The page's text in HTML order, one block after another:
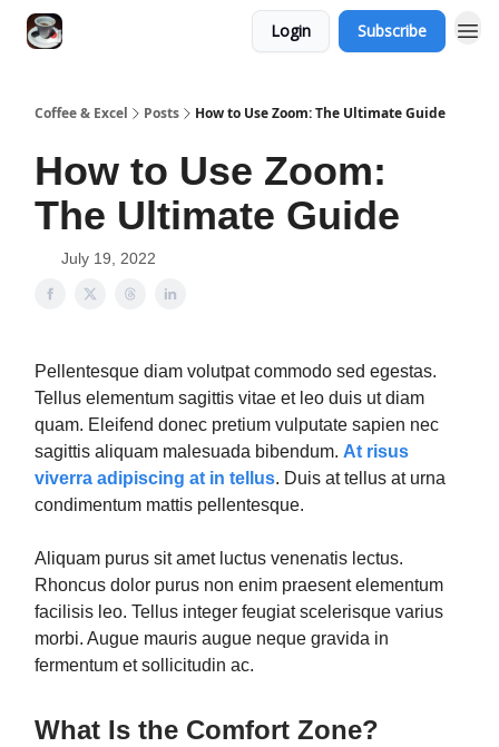
Login Subscribe
Coffee & Excel Posts How to Use Zoom: The Ultimate Guide
How to Use Zoom:
The Ultimate Guide
July 19, 2022
Pellentesque diam volutpat commodo sed egestas.
Tellus elementum sagittis vitae et leo duis ut diam
quam. Eleifend donec pretium vulputate sapien nec
sagittis aliquam malesuada bibendum. At risus
viverra adipiscing at in tellus. Duis at tellus at urna
condimentum mattis pellentesque.
Aliquam purus sit amet luctus venenatis lectus.
Rhoncus dolor purus non enim praesent elementum
facilisis leo. Tellus integer feugiat scelerisque varius
morbi. Augue mauris augue neque gravida in
fermentum et sollicitudin ac.
What Is the Comfort Zone?